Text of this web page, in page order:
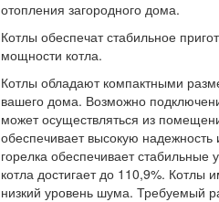
отопления загородного дома.
Котлы обеспечат стабильное
мощности котла.
Котлы обладают компактными
вашего дома. Возможно
может осуществляться из
обеспечивает высокую
горелка обеспечивает
котла достигает до 110,9%. Котлы
низкий уровень шума. Требуемый